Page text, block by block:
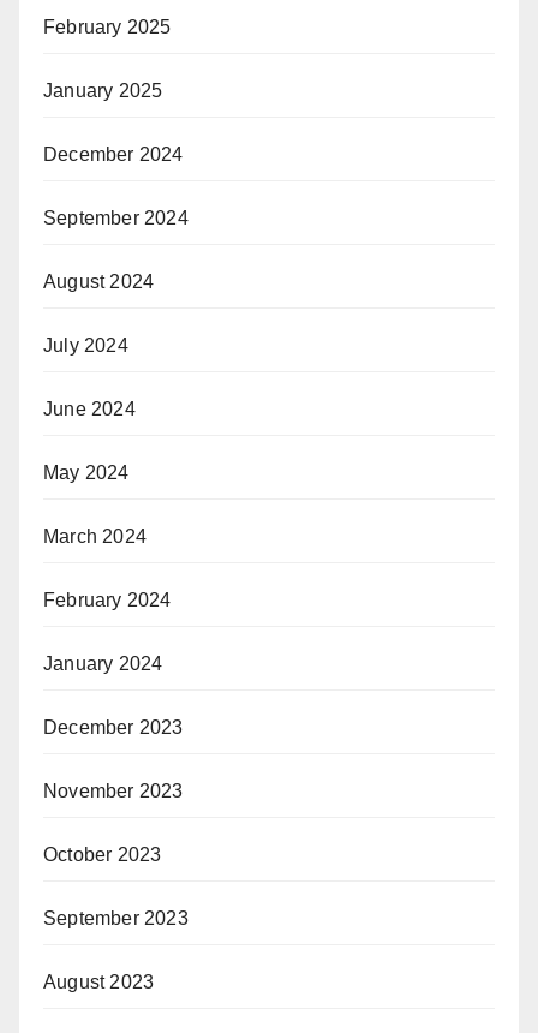
February 2025
January 2025
December 2024
September 2024
August 2024
July 2024
June 2024
May 2024
March 2024
February 2024
January 2024
December 2023
November 2023
October 2023
September 2023
August 2023